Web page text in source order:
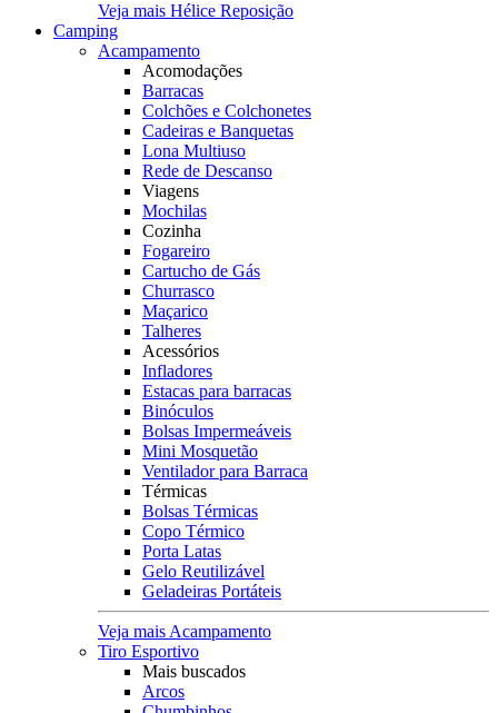
Veja mais Hélice Reposição
Camping
Acampamento
Acomodações
Barracas
Colchões e Colchonetes
Cadeiras e Banquetas
Lona Multiuso
Rede de Descanso
Viagens
Mochilas
Cozinha
Fogareiro
Cartucho de Gás
Churrasco
Maçarico
Talheres
Acessórios
Infladores
Estacas para barracas
Binóculos
Bolsas Impermeáveis
Mini Mosquetão
Ventilador para Barraca
Térmicas
Bolsas Térmicas
Copo Térmico
Porta Latas
Gelo Reutilizável
Geladeiras Portáteis
Veja mais Acampamento
Tiro Esportivo
Mais buscados
Arcos